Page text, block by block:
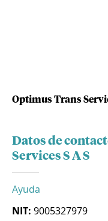
Optimus Trans
Datos de
Services S A S
Ayuda
NIT: 9005327979